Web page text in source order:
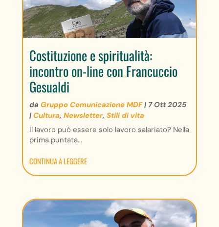
Costituzione e spiritualità:
incontro on-line con Francuccio
Gesualdi
da Gruppo Comunicazione MDF| 7 Ott 2025
| Cultura, Newsletter, Stili di vita
Il lavoro può essere solo lavoro salariato? Nella
prima puntata...
CONTINUA A LEGGERE